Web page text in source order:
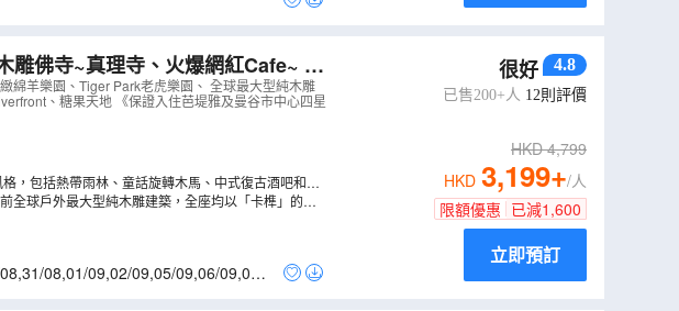
綿羊樂園、Tiger Park老虎樂園、 全球最大型純木雕
、糖果天地 《保證入住芭堤雅及曼谷市中心四星
，包括熱帶雨林、童話旋轉木馬、中式復古酒吧和衝
全球戶外最大型純木雕建築，全座均以「卡榫」的方
,31/08,01/09,02/09,05/09,06/09,07/0
很好 4.8
已售200+人 12則評價
HKD4,799
HKD 3,199+/人
限額優惠 已減1,600
立即預訂